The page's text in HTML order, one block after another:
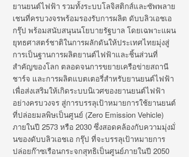
ยานยนต์ไฟฟ้า รวมทั้งระบบโลจิสติกส์และซัพพลาย
เชนที่ครบวงจรพร้อมรองรับการผลิต ดับบลิวเอชเอ
กรุ๊ป พร้อมสนับสนุนนโยบายรัฐบาล โดยเฉพาะแผน
ยุทธศาสตร์ชาติในการผลักดันให้ประเทศไทยมุ่งสู่
การเป็นฐานการผลิตยานต์ไฟฟ้าและชิ้นส่วนที่
สำคัญของโลก ตลอดจนการขยายเครือข่ายสถานี
ชาร์จ และการผลิตแบตเตอรี่สำหรับยานยนต์ไฟฟ้า
เพื่อส่งเสริมให้เกิดระบบนิเวศของยานยนต์ไฟฟ้า
อย่างครบวงจร สู่การบรรลุเป้าหมายการใช้ยานยนต์
ที่ปล่อยมลพิษเป็นศูนย์ (Zero Emission Vehicle)
ภายในปี 2573 หรือ 2030 ซึ่งสอดคล้องกับความมุ่งมั่
นของดับบลิวเอชเอ กรุ๊ป ที่จะบรรลุเป้าหมายการ
ปล่อยก๊าซเรือนกระจกสุทธิเป็นศูนย์ภายในปี 2050